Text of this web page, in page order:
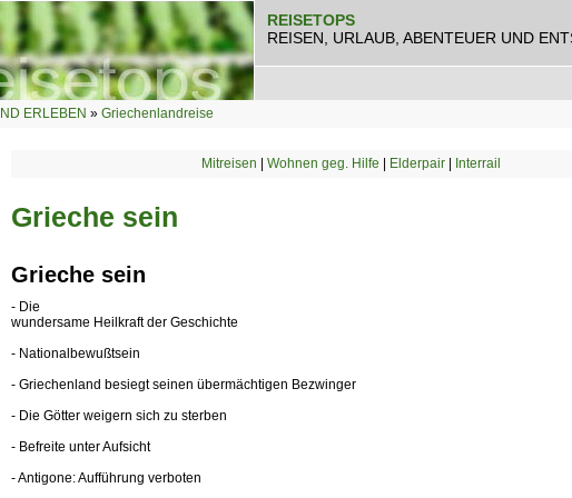
REISETOPS
REISEN, URLAUB, ABENTEUER UND
ERLEBEN » Griechenlandreise
Mitreisen Wohnen geg. Hilfe Elderpair| Interrail
Grieche sein
Grieche sein
- Die
wundersame Heilkraft der Geschichte
- Nationalbewußtsein
- Griechenland besiegt seinen übermächtigen Bezwinger
- Die Götter weigern sich zu sterben
- Befreite unter Aufsicht
- Antigone: Aufführung verboten